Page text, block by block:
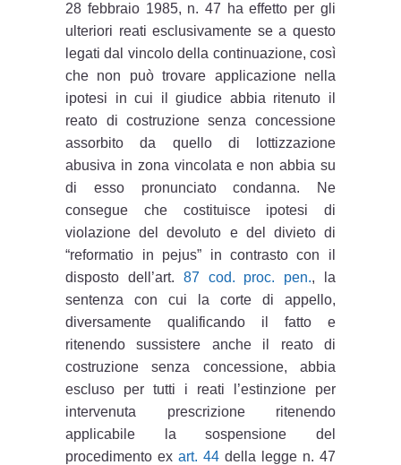
28 febbraio 1985, n. 47 ha effetto per gli
ulteriori reati esclusivamente se a questo
legati dal vincolo della continuazione, così
che non può trovare applicazione nella
ipotesi in cui il giudice abbia ritenuto il
reato di costruzione senza concessione
assorbito da quello di lottizzazione
abusiva in zona vincolata e non abbia su
di esso pronunciato condanna. Ne
consegue che costituisce ipotesi di
violazione del devoluto e del divieto di
“reformatio in pejus” in contrasto con il
disposto dell’art. 87 cod. proc. pen., la
sentenza con cui la corte di appello,
diversamente qualificando il fatto e
ritenendo sussistere anche il reato di
costruzione senza concessione, abbia
escluso per tutti i reati l’estinzione per
intervenuta prescrizione ritenendo
applicabile la sospensione del
procedimento exart. 44 della legge n. 47